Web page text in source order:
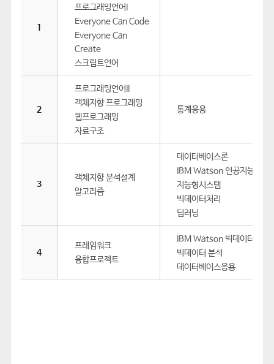
1
프로그래밍언어I
Everyone Can Code
Everyone Can
Create
스크립트언어
2
프로그래밍언어II
객체지향 프로그래밍
웹프로그래밍
자료구조
통계응용
3
객체지향 분석설계
알고리즘
데이터베이스론
IBM Watson 인공지능
지능형시스템
빅데이터처리
딥러닝
4
프레임워크
융합프로젝트
IBM Watson 빅데이터
빅데이터 분석
데이터베이스응용